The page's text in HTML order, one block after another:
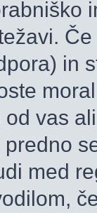
in
vas
med